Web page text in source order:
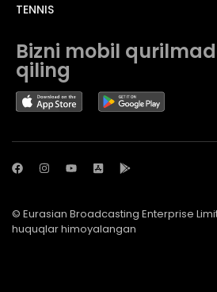
TENNIS
Bizni mobil
qiling
© Eurasian Broadcasting Enterprise
huquqlar himoyalangan